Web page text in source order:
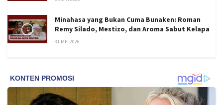
Minahasa yang Bukan Cuma Bunaken: Roman
Remy Silado, Mestizo, dan Aroma Sabut Kelapa
31 MEI 2026